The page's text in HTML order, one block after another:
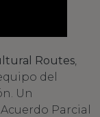
Routes
del
Un
Parcial